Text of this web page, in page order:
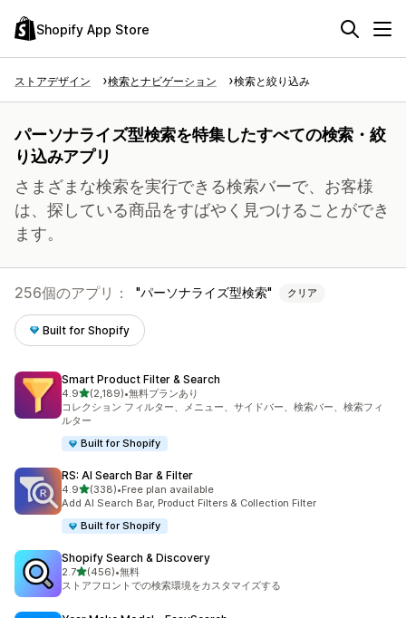
Shopify App Store
ストアデザイン 検索とナビゲーション 検索と絞り込み
パーソナライズ型検索を特集したすべての検索・絞
り込みアプリ
さまざまな検索を実行できる検索バーで、お客様
は、探している商品をすばやく見つけることができ
ます。
256個のアプリ： パーソナライズ型検索 クリア
Built for Shopify
Smart Product Filter & Search
4.95つ星中
(2,189)
合計レビュー数：2189件
•無料プランあり
コレクション フィルター、メニュー、サイドバー、検索バー、検索フィ
ルター
Built for Shopify
RS: AI Search Bar & Filter
4.95つ星中
(338)
合計レビュー数：338件
•Free plan available
Add AI Search Bar, Product Filters & Collection Filter
Built for Shopify
Shopify Search & Discovery
2.75つ星中
(456)
合計レビュー数：456件
•無料
ストアフロントでの検索環境をカスタマイズする